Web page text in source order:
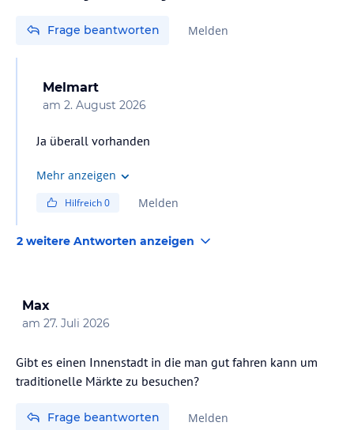
Frage beantworten Melden
Melmart
am 2. August 2026
Ja überall vorhanden
Mehr anzeigen
Hilfreich0 Melden
2 weitere Antworten anzeigen
Max
am 27. Juli 2026
Gibt es einen Innenstadt in die man gut fahren kann um
traditionelle Märkte zu besuchen?
Frage beantworten Melden